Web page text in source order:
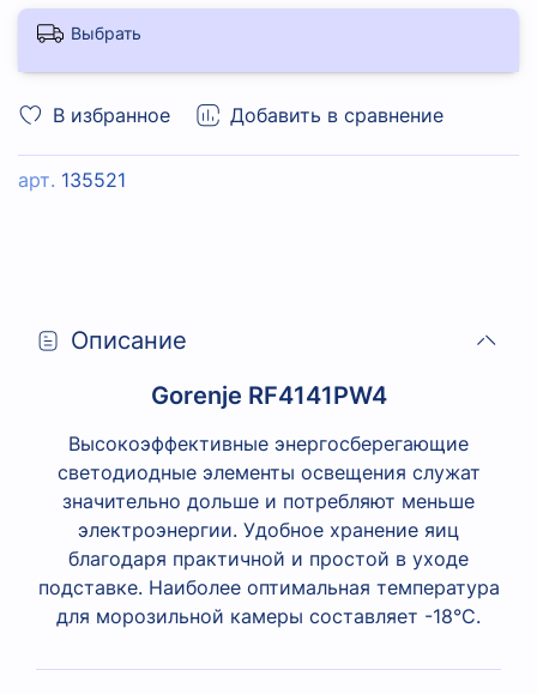
В избранное Добавить в сравнение
арт. 135521
Выбрать
Описание
Gorenje RF4141PW4
Высокоэффективные энергосберегающие
светодиодные элементы освещения служат
значительно дольше и потребляют меньше
электроэнергии. Удобное хранение яиц
благодаря практичной и простой в уходе
подставке. Наиболее оптимальная температура
для морозильной камеры составляет -18°С.